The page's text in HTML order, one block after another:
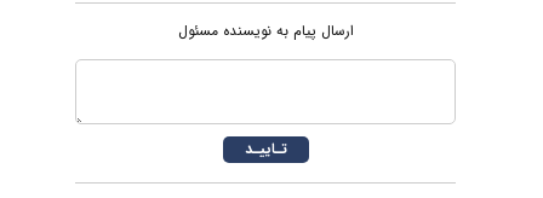
ارسال پیام به نویسنده مسئول